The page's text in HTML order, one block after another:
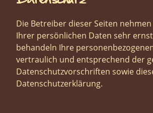
Die Betreiber dieser Seiten
Ihrer persönlichen Daten sehr
behandeln Ihre
vertraulich und entsprechend der
Datenschutzvorschriften sowie
Datenschutzerklärung.